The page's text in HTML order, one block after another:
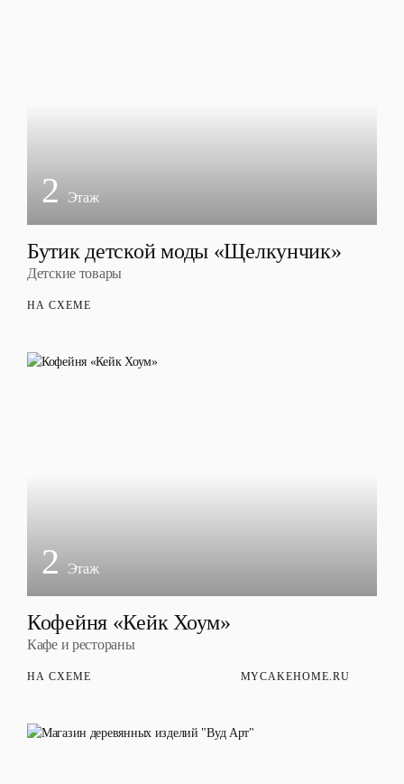
2 Этаж
Бутик детской моды «Щелкунчик»
Детские товары
НА СХЕМЕ
2 Этаж
Кофейня «Кейк Хоум»
Кафе и рестораны
НА СХЕМЕ MYCAKEHOME.RU